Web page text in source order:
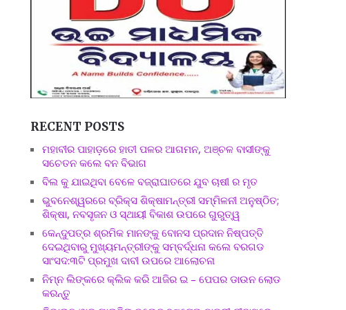
RECENT POSTS
ମହାବୀର ପାହାଡ଼ରେ ହାତୀ ପଳର ଆଗମନ, ଅଞ୍ଚଳ ବାସୀଙ୍କୁ
ସଚେତନ କଲେ ବନ ବିଭାଗ
ବିଲ କୁ ଯାଇଥିବା ବେଳେ ବଜ୍ରାଘାତରେ ଯୁବ ଚାଷୀ ର ମୃତ
ଭୁବନେଶ୍ୱରରେ ବ୍ରିକ୍ସ ଶିକ୍ଷାମନ୍ତ୍ରୀ ସମ୍ମିଳନୀ ଅନୁଷ୍ଠିତ;
ଶିକ୍ଷା, ନବସୃଜନ ଓ ସ୍ଥାୟୀ ବିକାଶ ଉପରେ ଗୁରୁତ୍ୱ
କେନ୍ଦୁପତ୍ର ଶ୍ରମିକ ମାନଙ୍କୁ ବୋନସ ପ୍ରଦାନ ନିଷ୍ପତ୍ତି
ଦେଇଥିବାରୁ ମୁଖ୍ୟମନ୍ତ୍ରୀଙ୍କୁ ସମ୍ବର୍ଦ୍ଧନା କଲେ ବରଗଡ
ସାଂସଦ:୩ଟି ପ୍ରମୁଖ ଦାବୀ ଉପରେ ଆଲୋଚନା
ନିମ୍ନ ଲିଙ୍କରେ କ୍ଲିକ କରି ଆଜିର ଇ – ପେପର ଡାଉନ ଲୋଡ
କରନ୍ତୁ